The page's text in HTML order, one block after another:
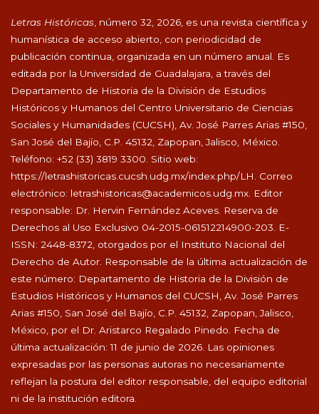
Letras Históricas, número 32, 2026, es una revista científica y
humanística de acceso abierto, con periodicidad de
publicación continua, organizada en un número anual. Es
editada por la Universidad de Guadalajara, a través del
Departamento de Historia de la División de Estudios
Históricos y Humanos del Centro Universitario de Ciencias
Sociales y Humanidades (CUCSH), Av. José Parres Arias #150,
San José del Bajío, C.P. 45132, Zapopan, Jalisco, México.
Teléfono: +52 (33) 3819 3300. Sitio web:
https://letrashistoricas.cucsh.udg.mx/index.php/LH. Correo
electrónico: letrashistoricas@academicos.udg.mx. Editor
responsable: Dr. Hervin Fernández Aceves. Reserva de
Derechos al Uso Exclusivo 04-2015-061512214900-203. E-
ISSN: 2448-8372, otorgados por el Instituto Nacional del
Derecho de Autor. Responsable de la última actualización de
este número: Departamento de Historia de la División de
Estudios Históricos y Humanos del CUCSH, Av. José Parres
Arias #150, San José del Bajío, C.P. 45132, Zapopan, Jalisco,
México, por el Dr. Aristarco Regalado Pinedo. Fecha de
última actualización: 11 de junio de 2026. Las opiniones
expresadas por las personas autoras no necesariamente
reflejan la postura del editor responsable, del equipo editorial
ni de la institución editora.